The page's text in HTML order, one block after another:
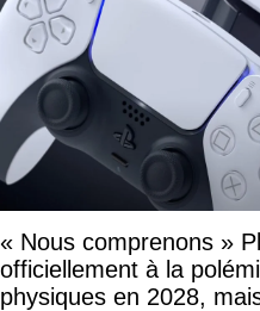
« Nous comprenons »
officiellement à la
physiques en 2028,